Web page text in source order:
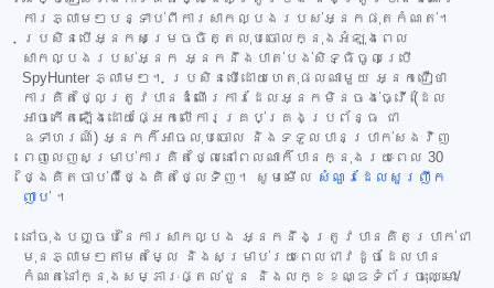
ការភ្លាមៗបន្ទាប់ពីការសាកល្បងរបស់អ្នកផុតកំណត់។
ប្រសិនបើអ្នកសម្រេចចិត្តលុបចោលក្នុងអំឡុងពេល
សាកល្បងរបស់អ្នក អ្នកនឹងបាត់បង់សិទ្ធិចូលប្រើ
SpyHunter ភ្លាមៗ។ ប្រសិនបើដោយហេតុផលណាមួយ អ្នកជឿថា
ការគិតថ្លៃត្រូវបានដំណើរការដែលអ្នកមិនចង់ធ្វើ (ដែល
អាចកើតឡើងដោយផ្អែកលើការគ្រប់គ្រងប្រព័ន្ធ ជា
ឧទាហរណ៍) អ្នកក៏អាចលុបចោល និងទទួលបានប្រាក់សងវិញ
ពេញលេញសម្រាប់ការគិតថ្លៃនៅពេលណាក៏បានក្នុងរយៈពេល 30
ថ្ងៃគិតចាប់ពីថ្ងៃគិតថ្លៃទិញ។ សូមមើល សំណួរដែលសួរញឹក
ញាប់ ។
នៅចុងបញ្ចប់នៃការសាកល្បង អ្នកនឹងត្រូវបានគិតប្រាក់ជា
មុនភ្លាមៗតាមតម្លៃ និងសម្រាប់រយៈពេលជាវដូចដែលបាន
កំណត់នៅក្នុងសម្ភារៈផ្តល់ជូន និងលក្ខខណ្ឌទំព័រចុះឈ្មោះ/